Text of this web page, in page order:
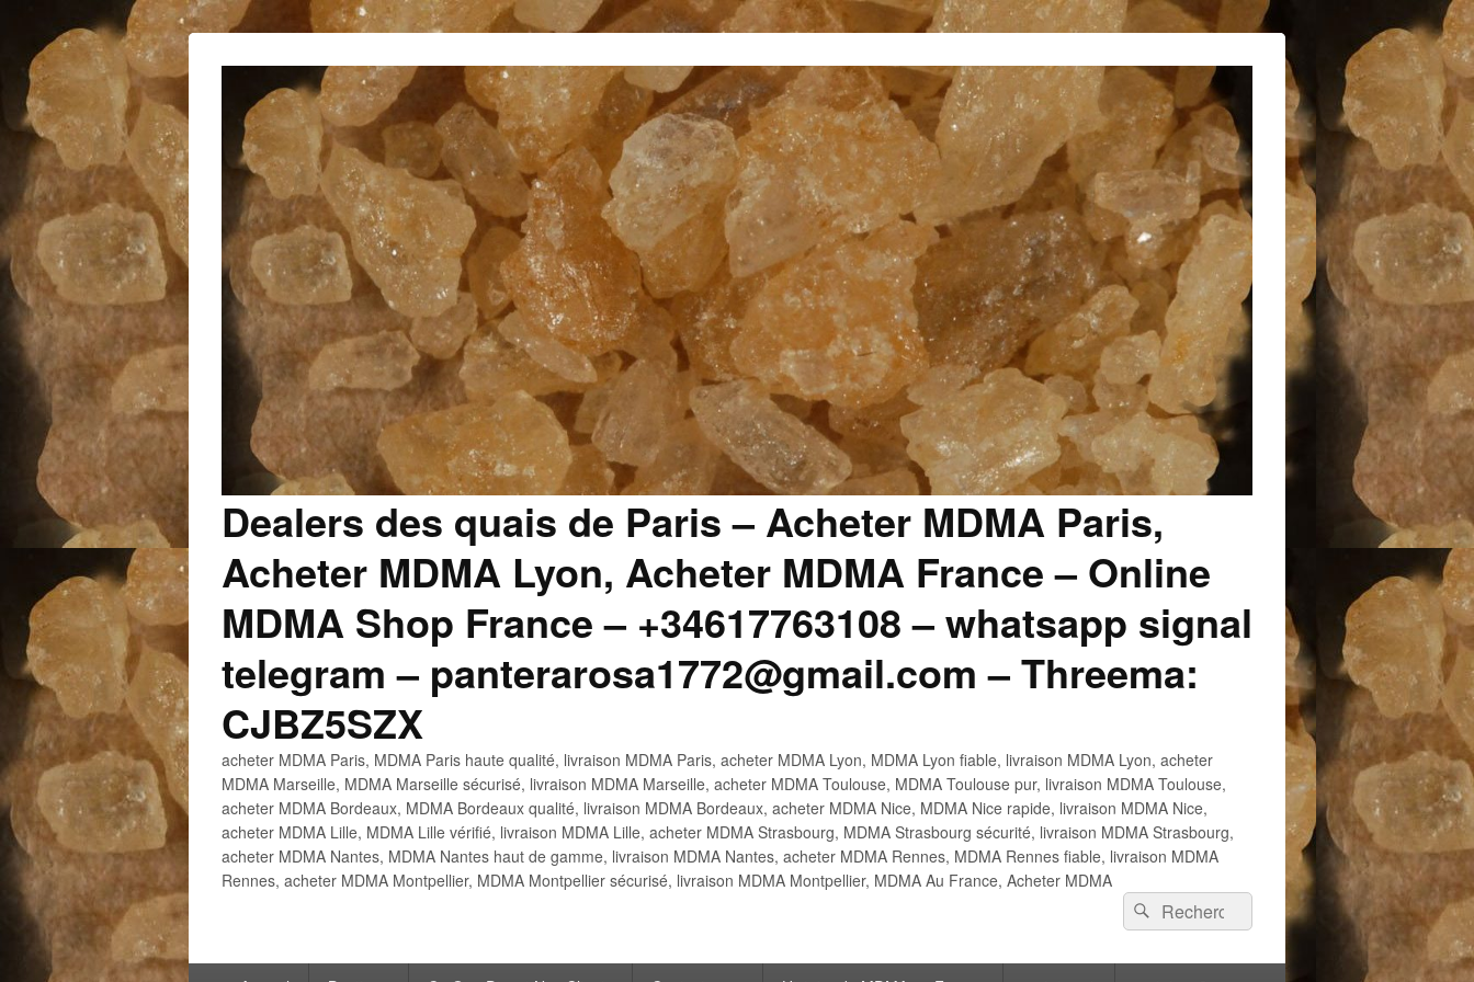
Dealers des quais de Paris – Acheter MDMA Paris,
Acheter MDMA Lyon, Acheter MDMA France – Online
MDMA Shop France – +34617763108 – whatsapp signal
telegram – panterarosa1772@gmail.com – Threema:
CJBZ5SZX
acheter MDMA Paris, MDMA Paris haute qualité, livraison MDMA Paris, acheter MDMA Lyon, MDMA Lyon fiable, livraison MDMA Lyon, acheter
MDMA Marseille, MDMA Marseille sécurisé, livraison MDMA Marseille, acheter MDMA Toulouse, MDMA Toulouse pur, livraison MDMA Toulouse,
acheter MDMA Bordeaux, MDMA Bordeaux qualité, livraison MDMA Bordeaux, acheter MDMA Nice, MDMA Nice rapide, livraison MDMA Nice,
acheter MDMA Lille, MDMA Lille vérifié, livraison MDMA Lille, acheter MDMA Strasbourg, MDMA Strasbourg sécurité, livraison MDMA Strasbourg,
acheter MDMA Nantes, MDMA Nantes haut de gamme, livraison MDMA Nantes, acheter MDMA Rennes, MDMA Rennes fiable, livraison MDMA
Rennes, acheter MDMA Montpellier, MDMA Montpellier sécurisé, livraison MDMA Montpellier, MDMA Au France, Acheter MDMA
Recherche :
Rechercher
Menu